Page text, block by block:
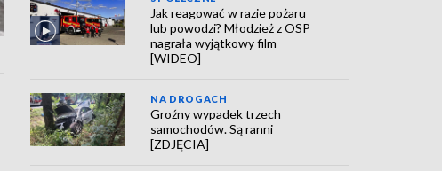
Jak reagować w razie pożaru
lub powodzi? Młodzież z OSP
nagrała wyjątkowy film
[WIDEO]
NA DROGACH
Groźny wypadek trzech
samochodów. Są ranni
[ZDJĘCIA]